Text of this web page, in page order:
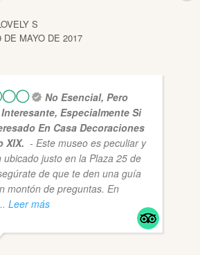
S
DE MAYO DE 2017
No Esencial, Pero
Especialmente Si
En Casa Decoraciones
XIX. - Este museo es peculiar y
ubicado justo en la Plaza 25 de
de que te den una guía
montón de preguntas. En
Leer más